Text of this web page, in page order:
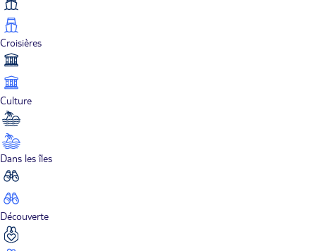
Croisières
Culture
Dans les îles
Découverte